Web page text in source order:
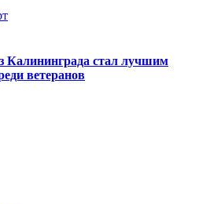
Калининграда стал лучшим
ветеранов